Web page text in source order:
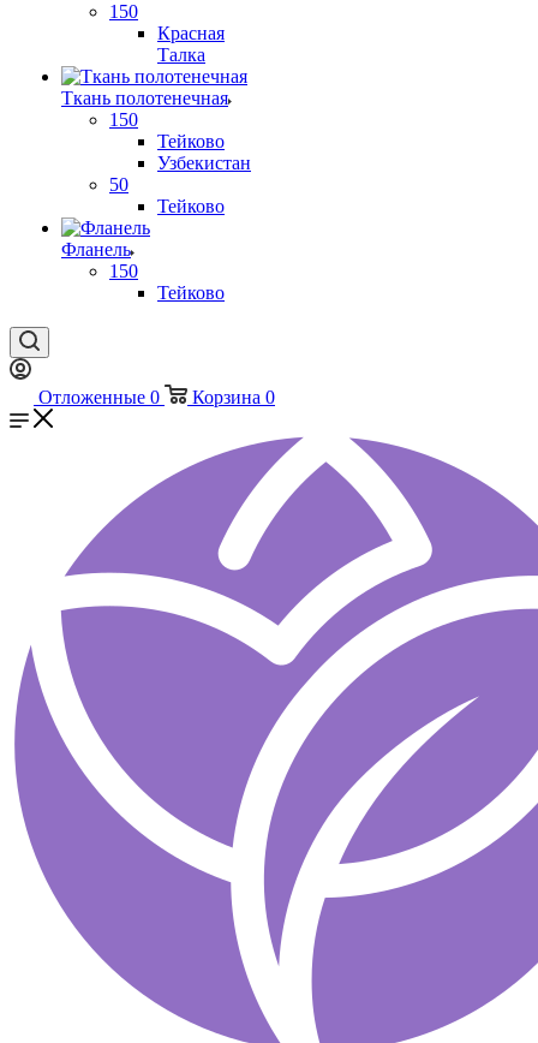
150
Красная
Талка
Ткань полотенечная
150
Тейково
Узбекистан
50
Тейково
Фланель
150
Тейково
Отложенные 0 Корзина 0